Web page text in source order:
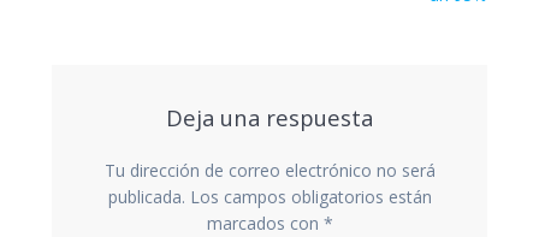
Deja una respuesta
Tu dirección de correo electrónico no será
publicada. Los campos obligatorios están
marcados con *